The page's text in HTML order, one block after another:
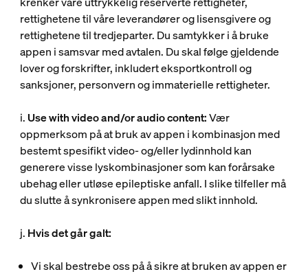
rettighetene til våre leverandører og lisensgivere og
rettighetene til tredjeparter. Du samtykker i å bruke
appen i samsvar med avtalen. Du skal følge gjeldende
lover og forskrifter, inkludert eksportkontroll og
sanksjoner, personvern og immaterielle rettigheter.
i. Use with video and/or audio content:Vær
oppmerksom på at bruk av appen i kombinasjon med
bestemt spesifikt video- og/eller lydinnhold kan
generere visse lyskombinasjoner som kan forårsake
ubehag eller utløse epileptiske anfall. I slike tilfeller må
du slutte å synkronisere appen med slikt innhold.
j. Hvis det går galt:
Vi skal bestrebe oss på å sikre at bruken av appen er